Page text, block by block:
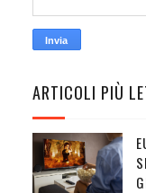
ARTICOLI PIÙ